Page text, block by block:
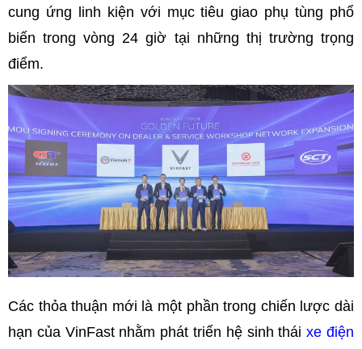
cung ứng linh kiện với mục tiêu giao phụ tùng phổ
biến trong vòng 24 giờ tại những thị trường trọng
điểm.
Các thỏa thuận mới là một phần trong chiến lược dài
hạn của VinFast nhằm phát triển hệ sinh tháixe điện